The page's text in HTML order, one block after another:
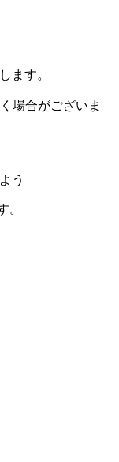
ます。
場合がございま
う
。